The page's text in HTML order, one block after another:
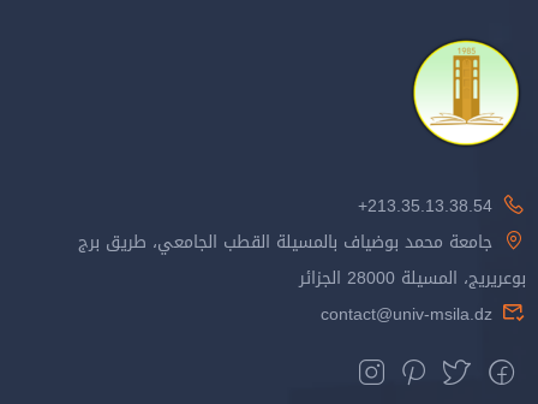
213.35.13.38.54+
جامعة محمد بوضياف بالمسيلة القطب الجامعي، طريق برج
بوعريريج، المسيلة 28000 الجزائر
contact@univ-msila.dz